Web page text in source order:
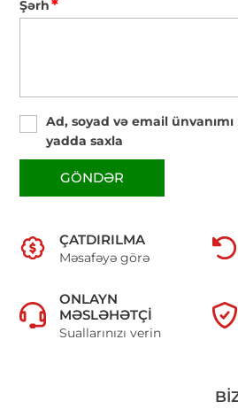
Şərh*
Ad, soyad və email
yadda saxla
GÖNDƏR
ÇATDIRILMA
Məsafəyə görə
ONLAYN
MƏSLƏHƏTÇI
Suallarınızı verin